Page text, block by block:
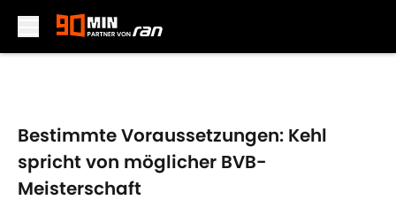
Bestimmte Voraussetzungen: Kehl
spricht von möglicher BVB-
Meisterschaft